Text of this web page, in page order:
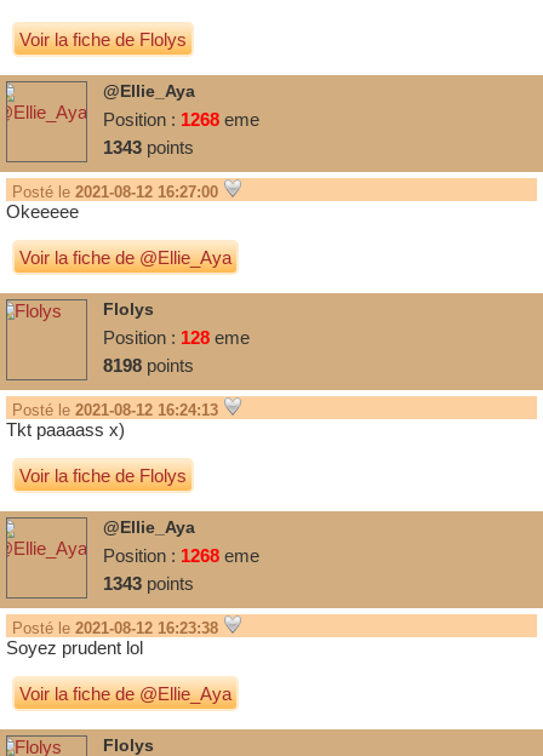
Voir la fiche de Flolys
@Ellie_Aya
Position : 1268 eme
1343 points
Posté le 2021-08-12 16:27:00
Okeeeee
Voir la fiche de @Ellie_Aya
Flolys
Position : 128 eme
8198 points
Posté le 2021-08-12 16:24:13
Tkt paaaass x)
Voir la fiche de Flolys
@Ellie_Aya
Position : 1268 eme
1343 points
Posté le 2021-08-12 16:23:38
Soyez prudent lol
Voir la fiche de @Ellie_Aya
Flolys